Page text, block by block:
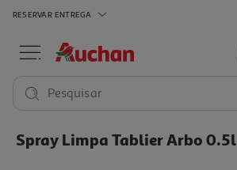
RESERVAR ENTREGA
Pesquisar
Spray Limpa Tablier Arbo 0.5l